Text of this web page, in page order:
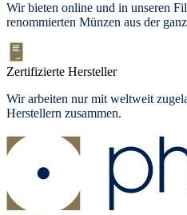
Wir bieten online und in unseren
renommierten Münzen aus der
Zertifizierte Hersteller
Wir arbeiten nur mit weltweit
Herstellern zusammen.